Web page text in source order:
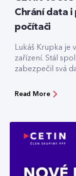
Chrání data
počítači
Lukáš Krupka je
zařízení. Stál
zabezpečil svá
Read More